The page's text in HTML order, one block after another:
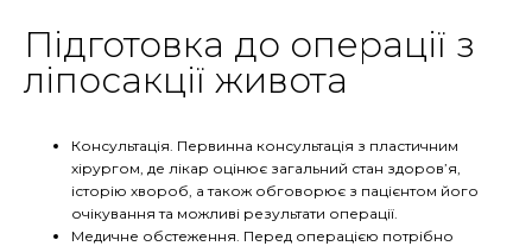
Підготовка до операції з
ліпосакції живота
Консультація. Первинна консультація з пластичним
хірургом, де лікар оцінює загальний стан здоров’я,
історію хвороб, а також обговорює з пацієнтом його
очікування та можливі результати операції.
Медичне обстеження. Перед операцією потрібно